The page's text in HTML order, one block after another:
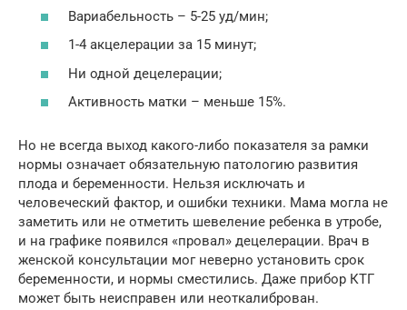
Вариабельность – 5-25 уд/мин;
1-4 акцелерации за 15 минут;
Ни одной децелерации;
Активность матки – меньше 15%.
Но не всегда выход какого-либо показателя за рамки
нормы означает обязательную патологию развития
плода и беременности. Нельзя исключать и
человеческий фактор, и ошибки техники. Мама могла не
заметить или не отметить шевеление ребенка в утробе,
и на графике появился «провал» децелерации. Врач в
женской консультации мог неверно установить срок
беременности, и нормы сместились. Даже прибор КТГ
может быть неисправен или неоткалиброван.